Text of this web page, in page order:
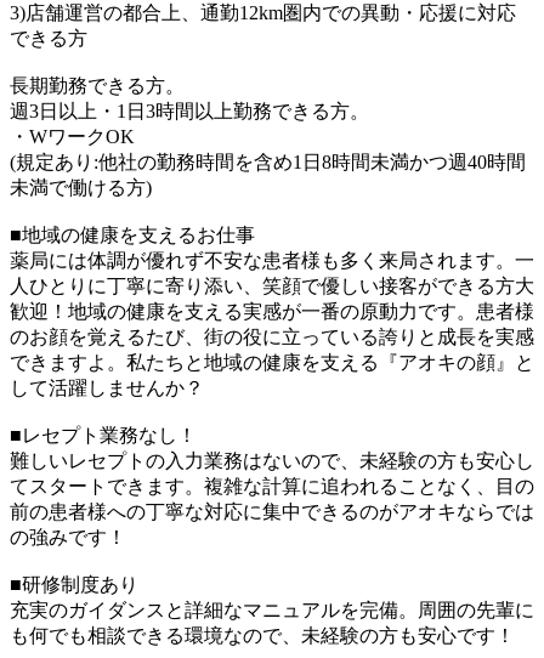
3)店舗運営の都合上、通勤12km圏内での異動・応援に対応
できる方
長期勤務できる方。
週3日以上・1日3時間以上勤務できる方。
・WワークOK
(規定あり:他社の勤務時間を含め1日8時間未満かつ週40時間
未満で働ける方)
■地域の健康を支えるお仕事
薬局には体調が優れず不安な患者様も多く来局されます。一
人ひとりに丁寧に寄り添い、笑顔で優しい接客ができる方大
歓迎！地域の健康を支える実感が一番の原動力です。患者様
のお顔を覚えるたび、街の役に立っている誇りと成長を実感
できますよ。私たちと地域の健康を支える『アオキの顔』と
して活躍しませんか？
■レセプト業務なし！
難しいレセプトの入力業務はないので、未経験の方も安心し
てスタートできます。複雑な計算に追われることなく、目の
前の患者様への丁寧な対応に集中できるのがアオキならでは
の強みです！
■研修制度あり
充実のガイダンスと詳細なマニュアルを完備。周囲の先輩に
も何でも相談できる環境なので、未経験の方も安心です！